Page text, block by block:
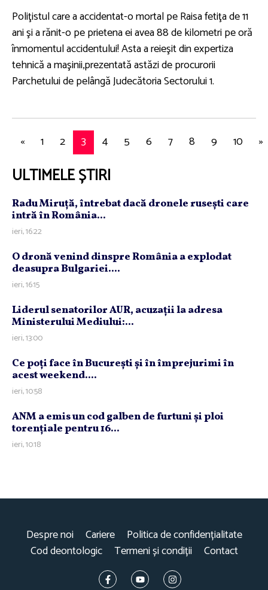
Poliţistul care a accidentat-o mortal pe Raisa fetiţa de 11
ani şi a rănit-o pe prietena ei avea 88 de kilometri pe oră
înmomentul accidentului! Asta a reieşit din expertiza
tehnică a maşinii,prezentată astăzi de procurorii
Parchetului de pelângă Judecătoria Sectorului 1.
« 1 2 3 4 5 6 7 8 9 10 »
ULTIMELE ȘTIRI
Radu Miruţă, întrebat dacă dronele ruseşti care
intră în România...
ieri, 16:22
O dronă venind dinspre România a explodat
deasupra Bulgariei....
ieri, 16:15
Liderul senatorilor AUR, acuzaţii la adresa
Ministerului Mediului:...
ieri, 13:00
Ce poţi face în Bucureşti şi în împrejurimi în
acest weekend....
ieri, 10:58
ANM a emis un cod galben de furtuni şi ploi
torenţiale pentru 16...
ieri, 10:18
Despre noi Cariere
Politica de confidențialitate
Cod deontologic
Termeni și condiții Contact